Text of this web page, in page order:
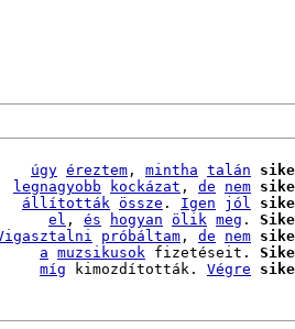
úgy éreztem , mintha talán
legnagyobb kockázat , de nem
állították össze . Igen jól
el , és hogyan ölik meg .
próbáltam , de nem
a muzsikusok fizetéseit.
míg kimozdították. Végre